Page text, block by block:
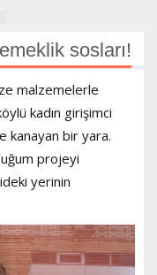
sosları!
malzemelerle
kadın girişimci
kanayan bir yara.
projeyi
yerinin